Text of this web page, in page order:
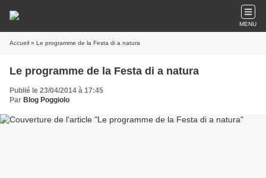
MENU
Accueil » Le programme de la Festa di a natura
Le programme de la Festa di a natura
Publié le 23/04/2014 à 17:45
Par Blog Poggiolo